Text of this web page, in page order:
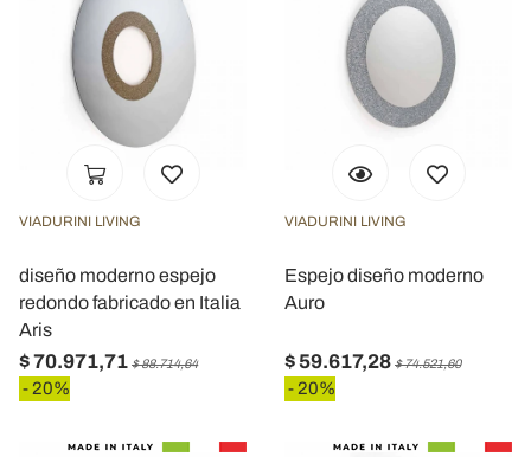
VIADURINI LIVING
diseño moderno espejo
redondo fabricado en Italia
Aris
$ 70.971,71 $ 88.714,64
- 20%
VIADURINI LIVING
Espejo diseño moderno
Auro
$ 59.617,28 $ 74.521,60
- 20%